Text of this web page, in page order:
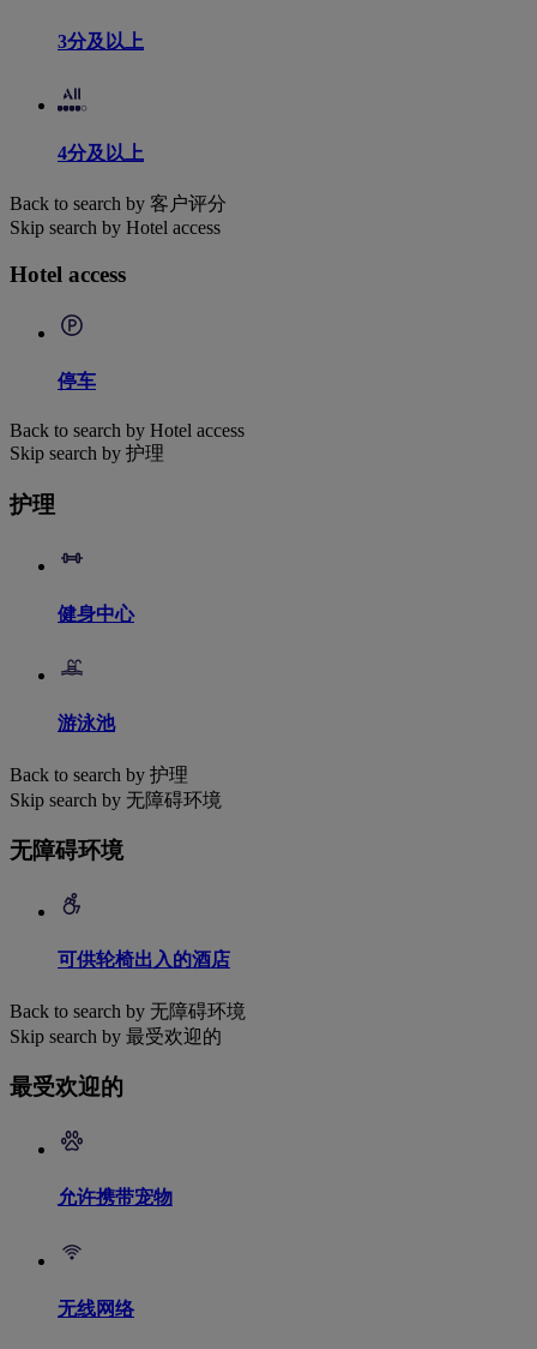
3分及以上
4分及以上
Back to search by 客户评分
Skip search by Hotel access
Hotel access
停车
Back to search by Hotel access
Skip search by 护理
护理
健身中心
游泳池
Back to search by 护理
Skip search by 无障碍环境
无障碍环境
可供轮椅出入的酒店
Back to search by 无障碍环境
Skip search by 最受欢迎的
最受欢迎的
允许携带宠物
无线网络